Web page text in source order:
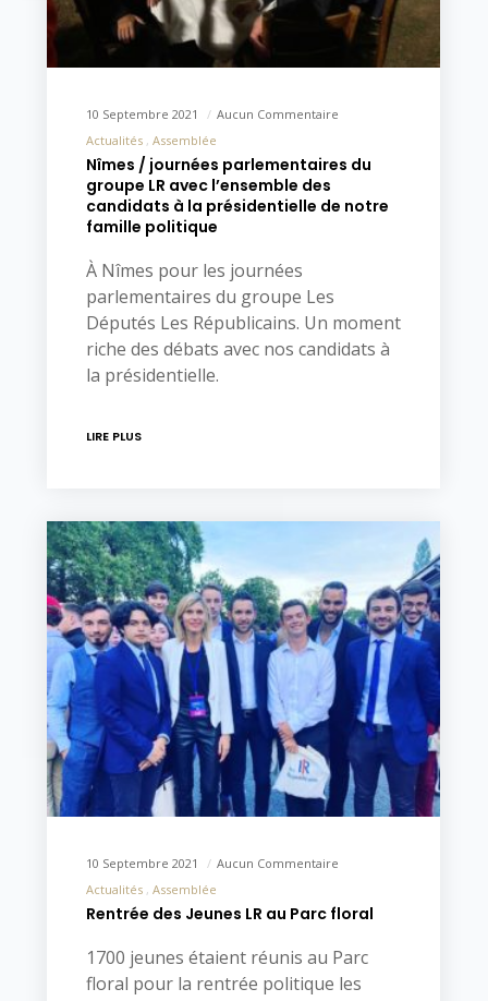
10 Septembre 2021
Aucun Commentaire
Actualités
Assemblée
Nîmes / journées parlementaires du
groupe LR avec l’ensemble des
candidats à la présidentielle de notre
famille politique
À Nîmes pour les journées
parlementaires du groupe Les
Députés Les Républicains. Un moment
riche des débats avec nos candidats à
la présidentielle.
LIRE PLUS
10 Septembre 2021
Aucun Commentaire
Actualités
Assemblée
Rentrée des Jeunes LR au Parc floral
1700 jeunes étaient réunis au Parc
floral pour la rentrée politique les